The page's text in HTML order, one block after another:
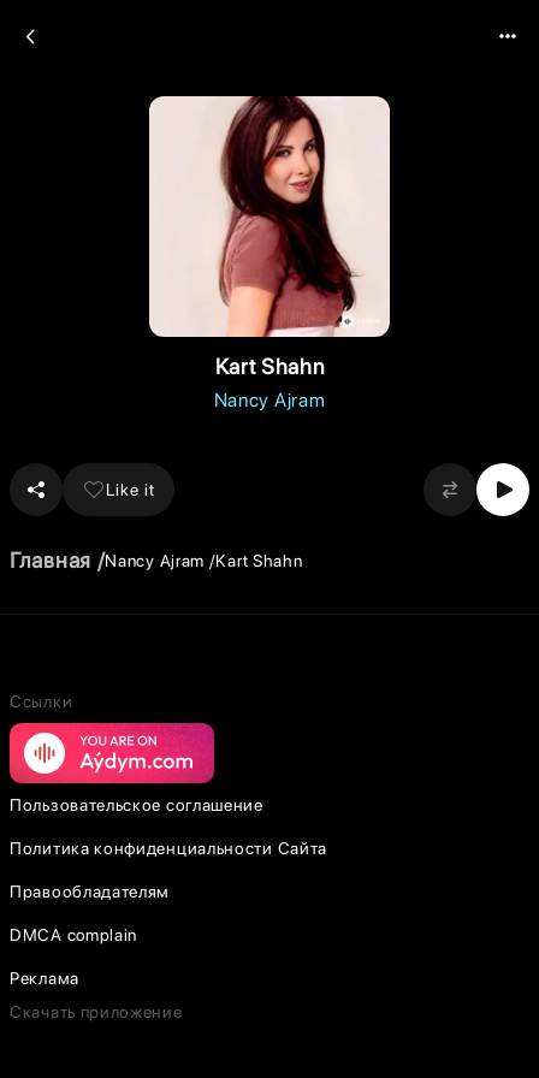
Kart Shahn
Nancy Ajram
Like it
Главная Nancy Ajram Kart Shahn
Ссылки
Пользовательское соглашение
Политика конфиденциальности Сайта
Правообладателям
DMCA complain
Реклама
Скачать приложение